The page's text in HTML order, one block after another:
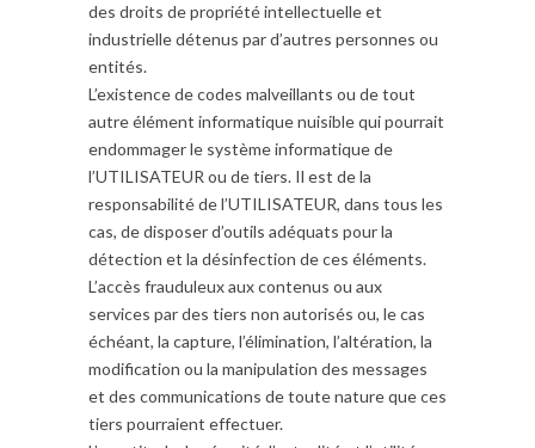
des droits de propriété intellectuelle et
industrielle détenus par d’autres personnes ou
entités.
L’existence de codes malveillants ou de tout
autre élément informatique nuisible qui pourrait
endommager le système informatique de
l’UTILISATEUR ou de tiers. Il est de la
responsabilité de l’UTILISATEUR, dans tous les
cas, de disposer d’outils adéquats pour la
détection et la désinfection de ces éléments.
L’accès frauduleux aux contenus ou aux
services par des tiers non autorisés ou, le cas
échéant, la capture, l’élimination, l’altération, la
modification ou la manipulation des messages
et des communications de toute nature que ces
tiers pourraient effectuer.